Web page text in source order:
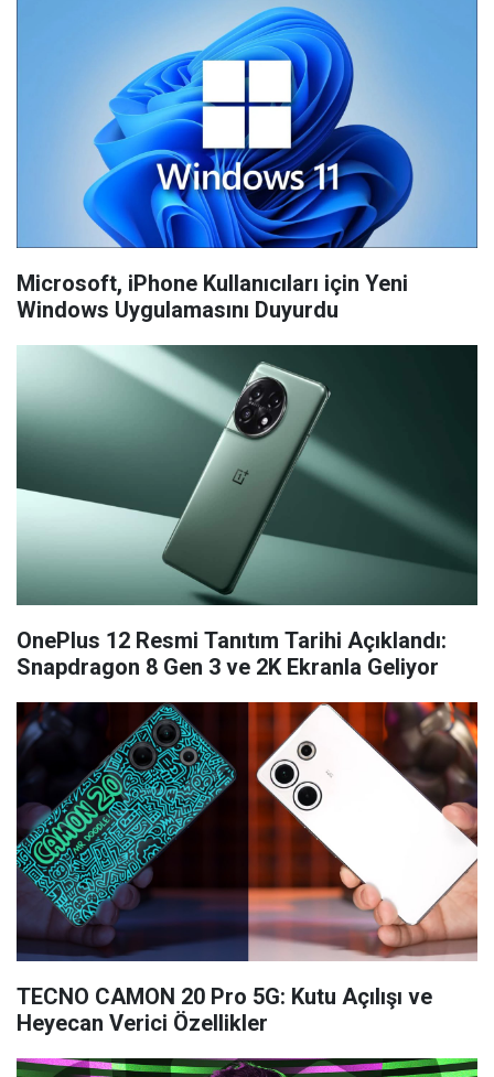
Microsoft, iPhone Kullanıcıları için Yeni
Windows Uygulamasını Duyurdu
OnePlus 12 Resmi Tanıtım Tarihi Açıklandı:
Snapdragon 8 Gen 3 ve 2K Ekranla Geliyor
TECNO CAMON 20 Pro 5G: Kutu Açılışı ve
Heyecan Verici Özellikler